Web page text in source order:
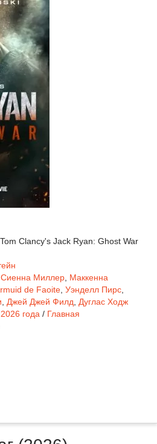
Tom Clancy's Jack Ryan: Ghost War
Сиенна Миллер Маккенна
de Faoite Уэнделл Пирс
Джей Джей Филд
Дуглас Ходж
года / Главная